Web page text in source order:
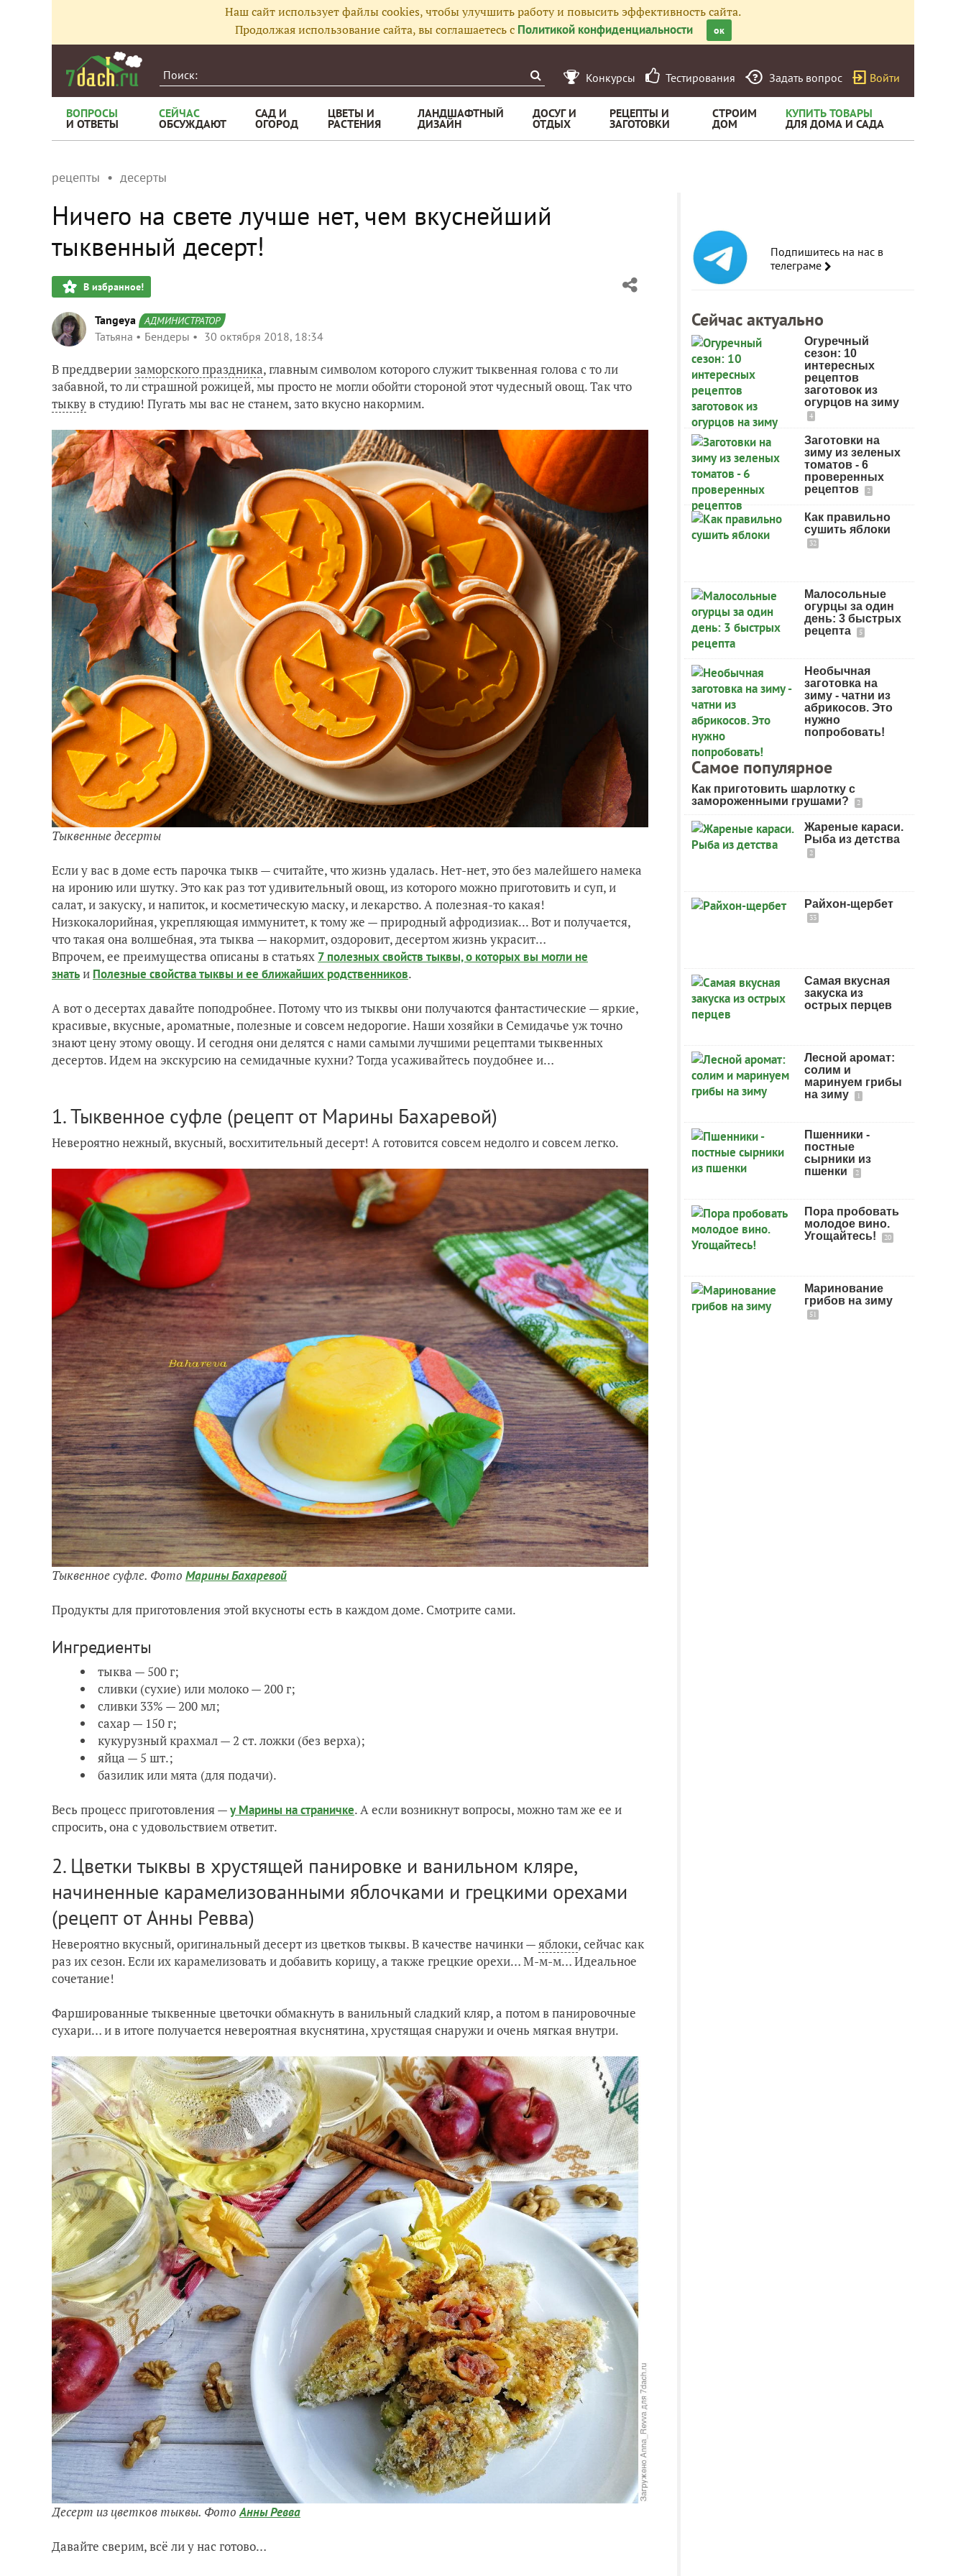
Наш сайт использует файлы cookies, чтобы улучшить работу и повысить эффективность сайта.
Продолжая использование сайта, вы соглашаетесь с Политикой конфиденциальности ок
Конкурсы Тестирования Задать вопрос Войти
ВОПРОСЫ
И ОТВЕТЫ
СЕЙЧАС
ОБСУЖДАЮТ
САД И
ОГОРОД
ЦВЕТЫ И
РАСТЕНИЯ
ЛАНДШАФТНЫЙ
ДИЗАЙН
ДОСУГ И
ОТДЫХ
РЕЦЕПТЫ И
ЗАГОТОВКИ
СТРОИМ
ДОМ
КУПИТЬ ТОВАРЫ
ДЛЯ ДОМА И САДА
рецепты десерты
Ничего на свете лучше нет, чем вкуснейший
тыквенный десерт!
В избранное!
Tangeya АДМИНИСТРАТОР
Татьяна Бендеры 30 октября 2018, 18:34
В преддверии заморского праздника, главным символом которого служит тыквенная голова с то ли
забавной, то ли страшной рожицей, мы просто не могли обойти стороной этот чудесный овощ. Так что
тыквув студию! Пугать мы вас не станем, зато вкусно накормим.
Тыквенные десерты
Если у вас в доме есть парочка тыкв — считайте, что жизнь удалась. Нет-нет, это без малейшего намека
на иронию или шутку. Это как раз тот удивительный овощ, из которого можно приготовить и суп, и
салат, и закуску, и напиток, и косметическую маску, и лекарство. А полезная-то какая!
Низкокалорийная, укрепляющая иммунитет, к тому же — природный афродизиак... Вот и получается,
что такая она волшебная, эта тыква — накормит, оздоровит, десертом жизнь украсит…
Впрочем, ее преимущества описаны в статьях 7 полезных свойств тыквы, о которых вы могли не
знатьи Полезные свойства тыквы и ее ближайших родственников.
А вот о десертах давайте поподробнее. Потому что из тыквы они получаются фантастические — яркие,
красивые, вкусные, ароматные, полезные и совсем недорогие. Наши хозяйки в Семидачье уж точно
знают цену этому овощу. И сегодня они делятся с нами самыми лучшими рецептами тыквенных
десертов. Идем на экскурсию на семидачные кухни? Тогда усаживайтесь поудобнее и…
1. Тыквенное суфле (рецепт от Марины Бахаревой)
Невероятно нежный, вкусный, восхитительный десерт! А готовится совсем недолго и совсем легко.
Тыквенное суфле. Фото Марины Бахаревой
Продукты для приготовления этой вкусноты есть в каждом доме. Смотрите сами.
Ингредиенты
тыква — 500 г;
сливки (сухие) или молоко — 200 г;
сливки 33% — 200 мл;
сахар — 150 г;
кукурузный крахмал — 2 ст. ложки (без верха);
яйца — 5 шт.;
базилик или мята (для подачи).
Весь процесс приготовления —у Марины на страничке. А если возникнут вопросы, можно там же ее и
спросить, она с удовольствием ответит.
2. Цветки тыквы в хрустящей панировке и ванильном кляре,
начиненные карамелизованными яблочками и грецкими орехами
(рецепт от Анны Ревва)
Невероятно вкусный, оригинальный десерт из цветков тыквы. В качестве начинки —яблоки, сейчас как
раз их сезон. Если их карамелизовать и добавить корицу, а также грецкие орехи… М-м-м… Идеальное
сочетание!
Фаршированные тыквенные цветочки обмакнуть в ванильный сладкий кляр, а потом в панировочные
сухари… и в итоге получается невероятная вкуснятина, хрустящая снаружи и очень мягкая внутри.
Десерт из цветков тыквы. ФотоАнны Ревва
Давайте сверим, всё ли у нас готово…
Подпишитесь на нас в
телеграме
Сейчас актуально
Огуречный
сезон: 10
интересных
рецептов
заготовок из
огурцов на зиму
4
Заготовки на
зиму из зеленых
томатов - 6
проверенных
рецептов
2
Как правильно
сушить яблоки
32
Малосольные
огурцы за один
день: 3 быстрых
рецепта
5
Необычная
заготовка на
зиму - чатни из
абрикосов. Это
нужно
попробовать!
Самое популярное
Как приготовить шарлотку с
замороженными грушами?
2
Жареные караси.
Рыба из детства
2
Райхон-щербет
33
Самая вкусная
закуска из
острых перцев
Лесной аромат:
солим и
маринуем грибы
на зиму
1
Пшенники -
постные
сырники из
пшенки
2
Пора пробовать
молодое вино.
Угощайтесь!
20
Маринование
грибов на зиму
51